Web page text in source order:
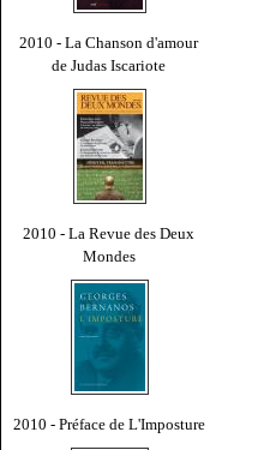
2010 - La Chanson d'amour
de Judas Iscariote
2010 - La Revue des Deux
Mondes
2010 - Préface de L'Imposture